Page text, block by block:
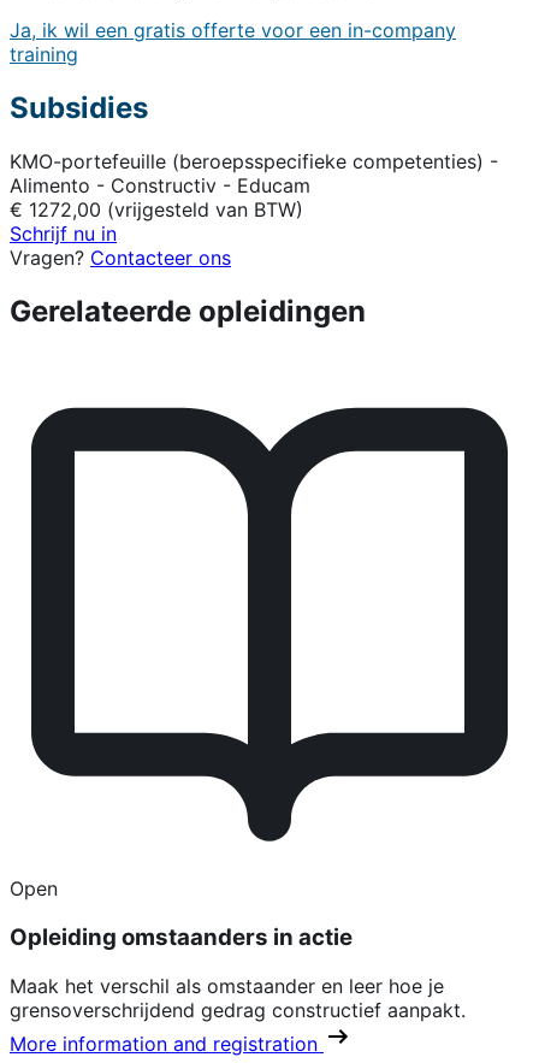
Ja, ik wil een gratis offerte voor een in-company
training
Subsidies
KMO-portefeuille (beroepsspecifieke competenties) -
Alimento - Constructiv - Educam
€ 1272,00 (vrijgesteld van BTW)
Schrijf nu in
Vragen? Contacteer ons
Gerelateerde opleidingen
Open
Opleiding omstaanders in actie
Maak het verschil als omstaander en leer hoe je
grensoverschrijdend gedrag constructief aanpakt.
More information and registration